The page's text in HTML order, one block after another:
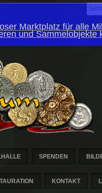
SPENDEN
KONTAKT
Marktplatz für alle
und Sammelobjekte